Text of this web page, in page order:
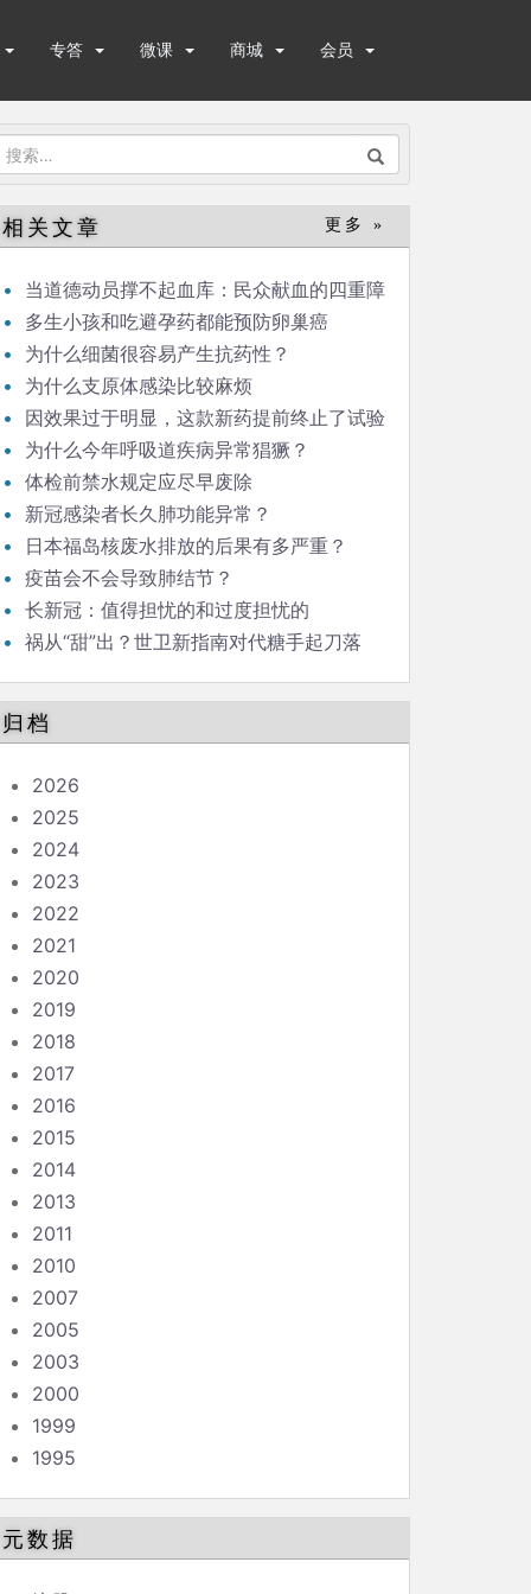
专答 微课 商城 会员
搜
：
相关文章 更多 »
当道德动员撑不起血库：民众献血的四重障
碍
多生小孩和吃避孕药都能预防卵巢癌
为什么细菌很容易产生抗药性？
为什么支原体感染比较麻烦
因效果过于明显，这款新药提前终止了试验
为什么今年呼吸道疾病异常猖獗？
体检前禁水规定应尽早废除
新冠感染者长久肺功能异常？
日本福岛核废水排放的后果有多严重？
疫苗会不会导致肺结节？
长新冠：值得担忧的和过度担忧的
祸从“甜”出？世卫新指南对代糖手起刀落
归档
2026
2025
2024
2023
2022
2021
2020
2019
2018
2017
2016
2015
2014
2013
2011
2010
2007
2005
2003
2000
1999
1995
元数据